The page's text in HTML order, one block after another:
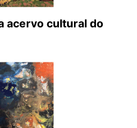
acervo cultural do